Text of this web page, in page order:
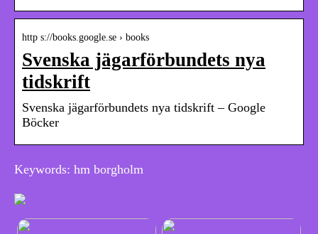
http s://books.google.se › books
Svenska jägarförbundets nya
tidskrift
Svenska jägarförbundets nya tidskrift – Google
Böcker
Keywords: hm borgholm